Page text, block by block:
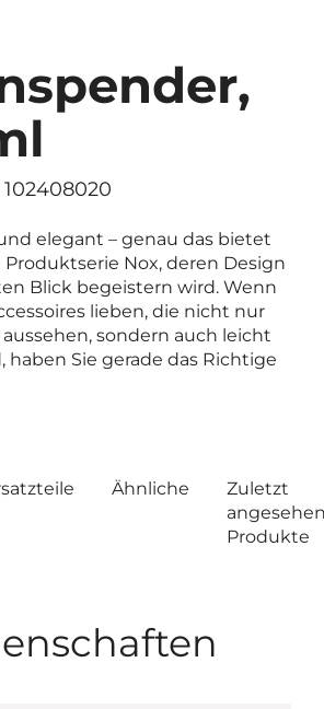
elegant – genau das bietet
Nox, deren Design
Blick begeistern wird. Wenn
lieben, die nicht nur
sondern auch leicht
haben Sie gerade das Richtige
Ähnliche
Zuletzt
Produkte